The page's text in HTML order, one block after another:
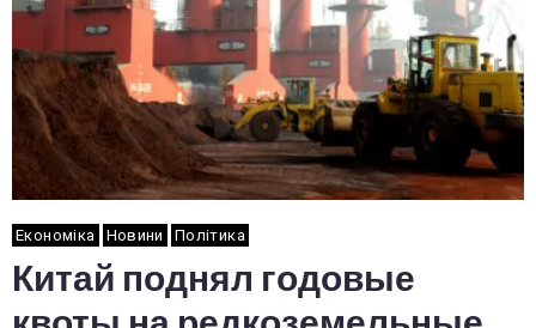
Економіка Новини Політика
Китай поднял годовые